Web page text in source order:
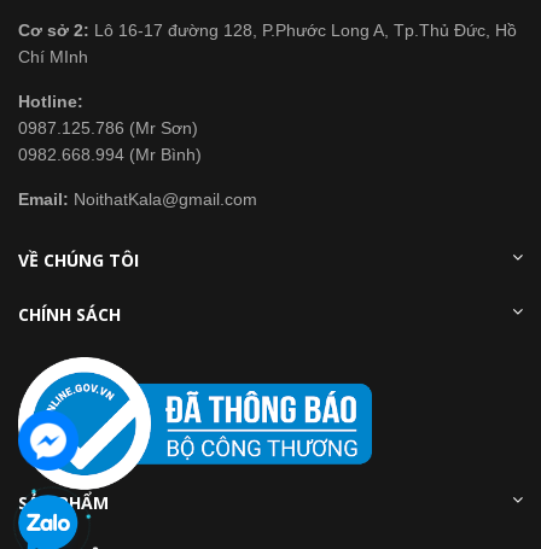
Cơ sở 2: Lô 16-17 đường 128, P.Phước Long A, Tp.Thủ Đức, Hồ
Chí MInh
Hotline:
0987.125.786 (Mr Sơn)
0982.668.994 (Mr Bình)
Email: NoithatKala@gmail.com
VỀ CHÚNG TÔI
CHÍNH SÁCH
SẢN PHẨM